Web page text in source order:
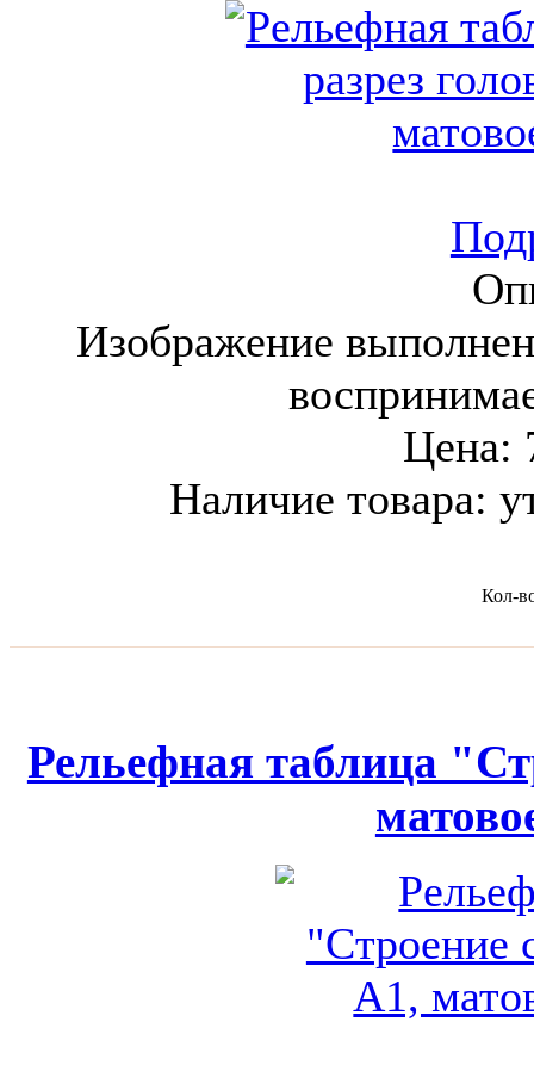
Изображение
Цена:
Наличие товара:
Кол-
Рельефная таблица